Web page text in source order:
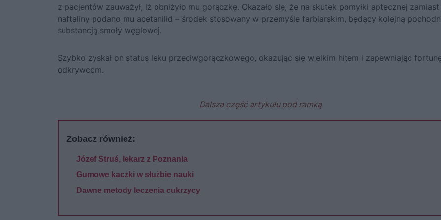
z pacjentów zauważył, iż obniżyło mu gorączkę. Okazało się, że na skutek pomyłki aptecznej zamiast
naftaliny podano mu acetanilid – środek stosowany w przemyśle farbiarskim, będący kolejną
substancją smoły węglowej.
Szybko zyskał on status leku przeciwgorączkowego, okazując się wielkim hitem i zapewniając
odkrywcom.
Dalsza część artykułu pod ramką
Zobacz również:
Józef Struś, lekarz z Poznania
Gumowe kaczki w służbie nauki
Dawne metody leczenia cukrzycy